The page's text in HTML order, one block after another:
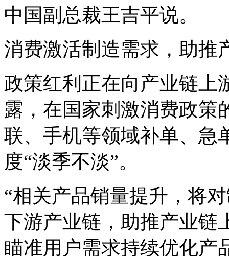
中国副总裁王吉平说。
消费激活制造需求，助
政策红利正在向产业链上
露，在国家刺激消费政策
联、手机等领域补单、急
度“淡季不淡”。
“相关产品销量提升，将
下游产业链，助推产业链
瞄准用户需求持续优化产